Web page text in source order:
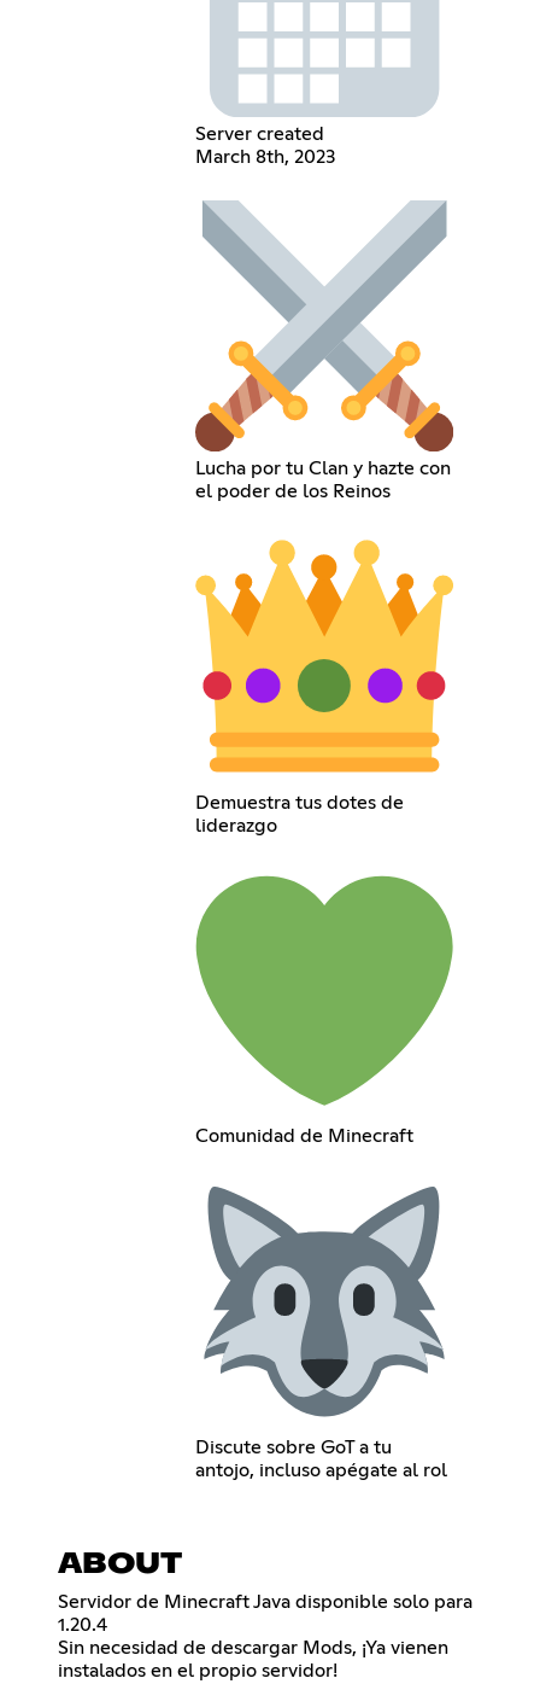
Server created
March 8th, 2023
Lucha por tu Clan y hazte con
el poder de los Reinos
Demuestra tus dotes de
liderazgo
Comunidad de Minecraft
Discute sobre GoT a tu
antojo, incluso apégate al rol
ABOUT
Servidor de Minecraft Java disponible solo para
1.20.4
Sin necesidad de descargar Mods, ¡Ya vienen
instalados en el propio servidor!